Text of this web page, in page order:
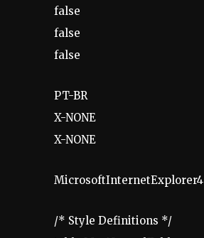
false
false
false
PT-BR
X-NONE
X-NONE
MicrosoftInternetExplorer4
/* Style Definitions */